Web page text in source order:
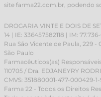
site farma22.com.br, podendo
DROGARIA VINTE E DOIS DE
14 | IE: 336457582118 | IM:
Rua São Vicente de Paula, 229 -
São Paulo
Farmacêuticos(as)
110705 / Dra. EDJANEYRY
CMVS: 351880001-477-000429-
Farma 22 - Todos os Direitos